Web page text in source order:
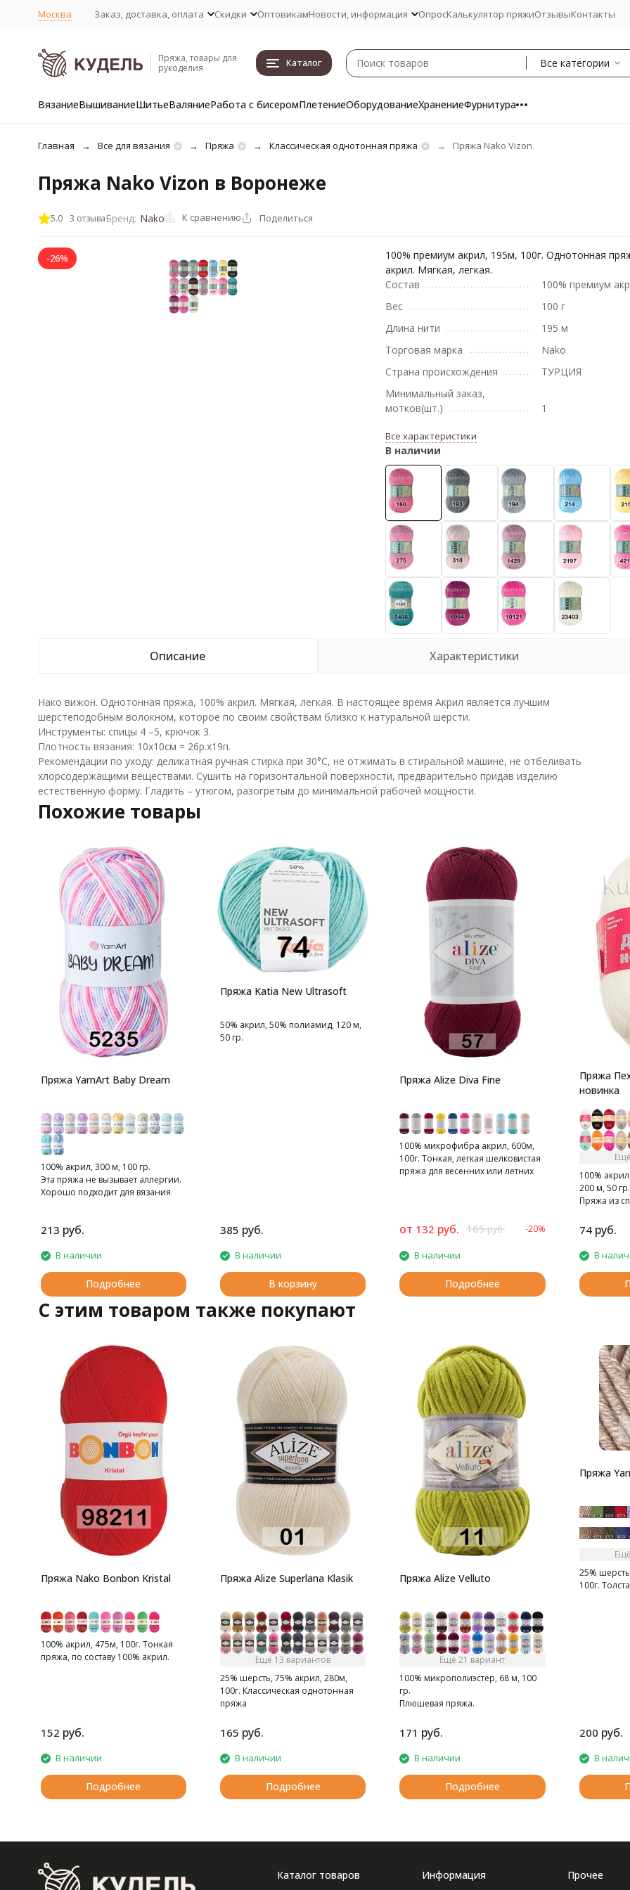
Москва Заказ, доставка, оплата Скидки ОптовикамНовости, информация ОпросКалькулятор пряжиОтзывыКонтакты
Пряжа, товары для
рукоделия
Каталог Все категории
ВязаниеВышиваниеШитьеВаляниеРабота с бисеромПлетениеОборудованиеХранениеФурнитура
Главная Все для вязания Пряжа Классическая однотонная пряжа Пряжа Nako Vizon
Пряжа Nako Vizon в Воронеже
5.0 3 отзываБренд: Nako К сравнению Поделиться
-26%
100% премиум акрил, 195м, 100г. Однотонная
акрил. Мягкая, легкая.
Состав
100% премиум
Вес
100 г
Длина нити
195 м
Торговая марка
Nako
Страна происхождения
ТУРЦИЯ
Минимальный заказ,
мотков(шт.)
1
Все характеристики
В наличии
Описание Характеристики
Нако вижон. Однотонная пряжа, 100% акрил. Мягкая, легкая. В настоящее время Акрил является лучшим
шерстеподобным волокном, которое по своим свойствам близко к натуральной шерсти.
Инструменты: спицы 4 –5, крючок 3.
Плотность вязания: 10х10см = 26р.х19п.
Рекомендации по уходу: деликатная ручная стирка при 30°С, не отжимать в стиральной машине, не отбеливать
хлорсодержащими веществами. Сушить на горизонтальной поверхности, предварительно придав изделию
естественную форму. Гладить – утюгом, разогретым до минимальной рабочей мощности.
Похожие товары
Пряжа YarnArt Baby Dream
100% акрил, 300 м, 100 гр.
Эта пряжа не вызывает аллергии.
Хорошо подходит для вязания
213 руб.
В наличии
Подробнее
Пряжа Katia New Ultrasoft
50% акрил, 50% полиамид, 120 м,
50 гр.
385 руб.
В наличии
В корзину
Пряжа Alize Diva Fine
100% микрофибра акрил, 600м,
100г. Тонкая, легкая шелковистая
пряжа для весенних или летних
от 132 руб. 165руб. -20%
В наличии
Подробнее
Пряжа
новинка
100%
200 м, 50 гр.
Пряжа из
74 руб.
В
C этим товаром также покупают
Пряжа Nako Bonbon Kristal
100% акрил, 475м, 100г. Тонкая
пряжа, по составу 100% акрил.
152 руб.
В наличии
Подробнее
Пряжа Alize Superlana Klasik
Ещё 13 вариантов
25% шерсть, 75% акрил, 280м,
100г. Классическая однотонная
пряжа
165 руб.
В наличии
Подробнее
Пряжа Alize Velluto
Ещё 21 вариант
100% микрополиэстер, 68 м, 100
гр.
Плюшевая пряжа.
171 руб.
В наличии
Подробнее
Пряжа
25%
100г.
200 руб.
В
Каталог товаров Информация Прочее